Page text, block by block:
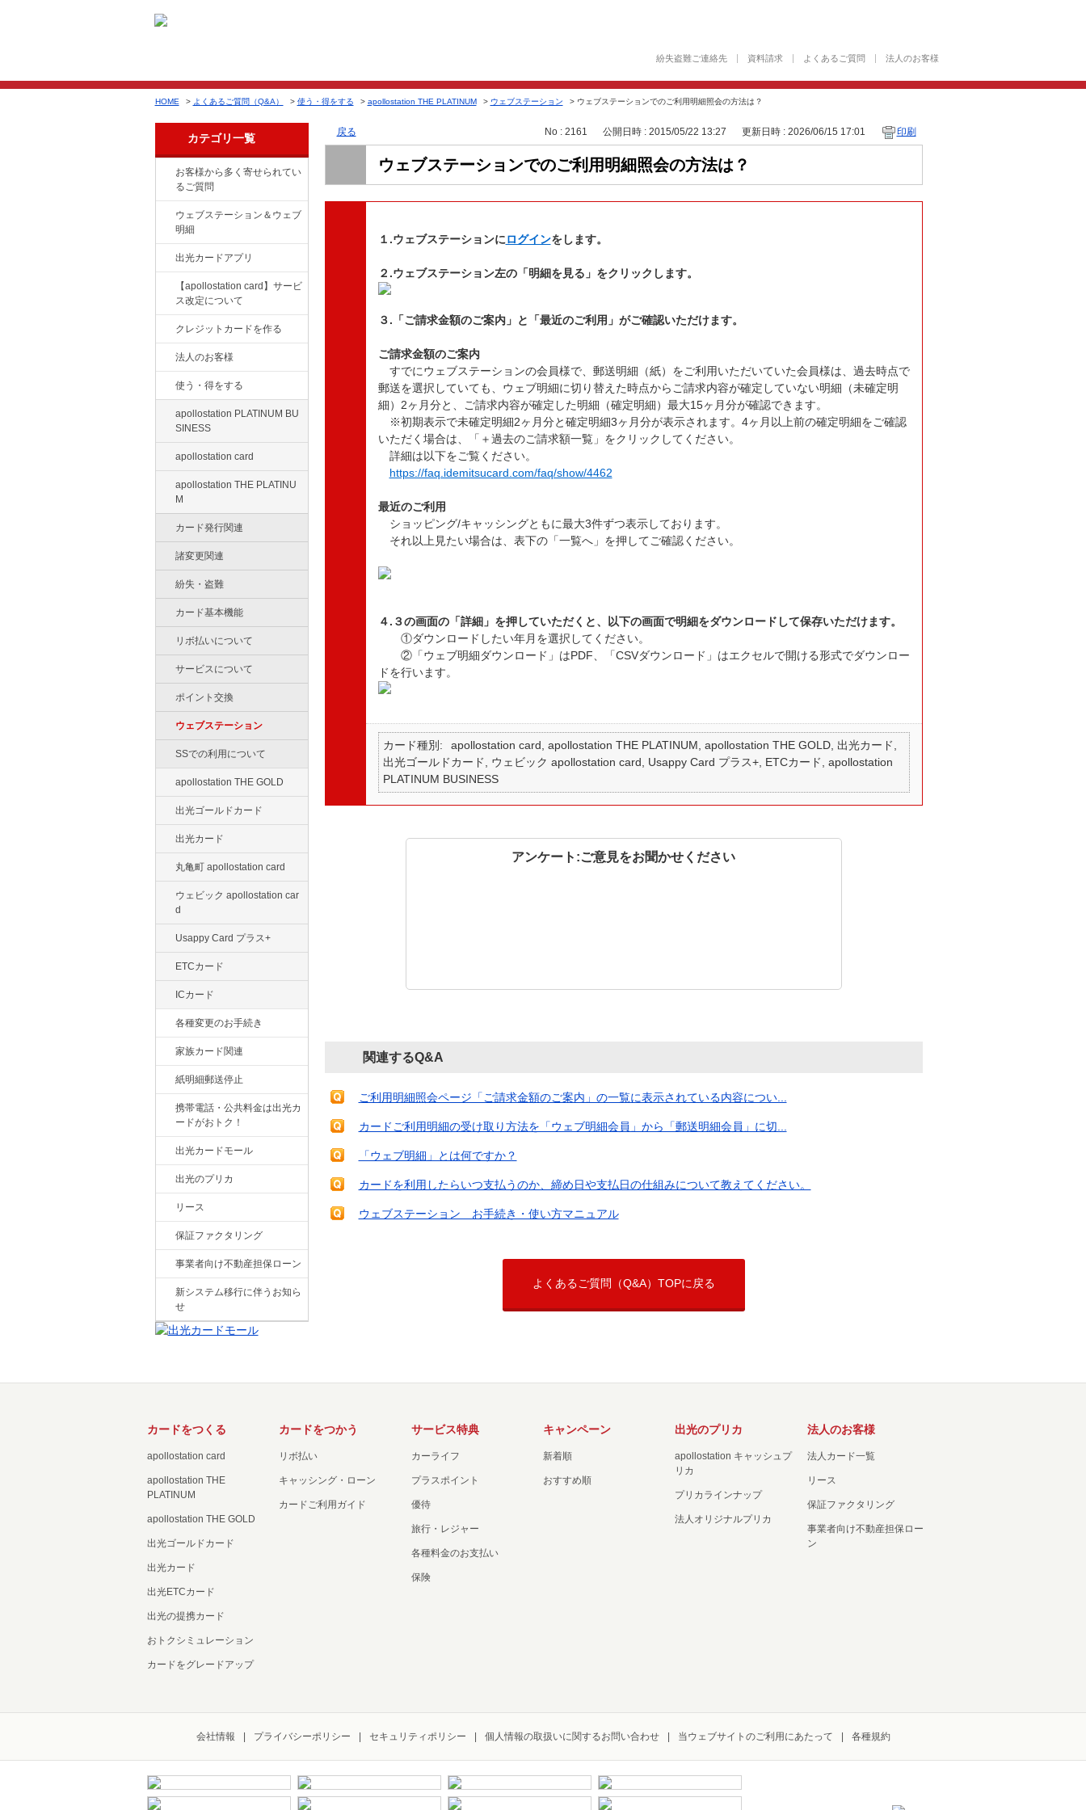
紛失盗難ご連絡先 資料請求 よくあるご質問 法人のお客様
HOME > よくあるご質問（Q&A） > 使う・得をする > apollostation THE PLATINUM > ウェブステーション > ウェブステーションでのご利用明細照会の方法は？
カテゴリ一覧
お客様から多く寄せられてい
るご質問
ウェブステーション＆ウェブ
明細
出光カードアプリ
【apollostation card】サービ
ス改定について
クレジットカードを作る
法人のお客様
使う・得をする
apollostation PLATINUM BU
SINESS
apollostation card
apollostation THE PLATINU
M
カード発行関連
諸変更関連
紛失・盗難
カード基本機能
リボ払いについて
サービスについて
ポイント交換
ウェブステーション
SSでの利用について
apollostation THE GOLD
出光ゴールドカード
出光カード
丸亀町 apollostation card
ウェビック apollostation car
d
Usappy Card プラス+
ETCカード
ICカード
各種変更のお手続き
家族カード関連
紙明細郵送停止
携帯電話・公共料金は出光カ
ードがおトク！
出光カードモール
出光のプリカ
リース
保証ファクタリング
事業者向け不動産担保ローン
新システム移行に伴うお知ら
せ
戻る No : 2161 公開日時 : 2015/05/22 13:27 更新日時 : 2026/06/15 17:01 印刷
ウェブステーションでのご利用明細照会の方法は？
１.ウェブステーションにログインをします。
２.ウェブステーション左の「明細を見る」をクリックします。
３.「ご請求金額のご案内」と「最近のご利用」がご確認いただけます。
ご請求金額のご案内
すでにウェブステーションの会員様で、郵送明細（紙）をご利用いただいていた会員様は、過去時点で
郵送を選択していても、ウェブ明細に切り替えた時点からご請求内容が確定していない明細（未確定明
細）2ヶ月分と、ご請求内容が確定した明細（確定明細）最大15ヶ月分が確認できます。
※初期表示で未確定明細2ヶ月分と確定明細3ヶ月分が表示されます。4ヶ月以上前の確定明細をご確認
いただく場合は、「＋過去のご請求額一覧」をクリックしてください。
詳細は以下をご覧ください。
https://faq.idemitsucard.com/faq/show/4462
最近のご利用
ショッピング/キャッシングともに最大3件ずつ表示しております。
それ以上見たい場合は、表下の「一覧へ」を押してご確認ください。
４.３の画面の「詳細」を押していただくと、以下の画面で明細をダウンロードして保存いただけます。
①ダウンロードしたい年月を選択してください。
②「ウェブ明細ダウンロード」はPDF、「CSVダウンロード」はエクセルで開ける形式でダウンロー
ドを行います。
カード種別
apollostation card, apollostation THE PLATINUM, apollostation THE GOLD, 出光カード,
出光ゴールドカード, ウェビック apollostation card, Usappy Card プラス+, ETCカード, apollostation
PLATINUM BUSINESS
アンケート:ご意見をお聞かせください
関連するQ&A
ご利用明細照会ページ「ご請求金額のご案内」の一覧に表示されている内容につい...
カードご利用明細の受け取り方法を「ウェブ明細会員」から「郵送明細会員」に切...
「ウェブ明細」とは何ですか？
カードを利用したらいつ支払うのか、締め日や支払日の仕組みについて教えてください。
ウェブステーション お手続き・使い方マニュアル
よくあるご質問（Q&A）TOPに戻る
カードをつくる
apollostation card
apollostation THE
PLATINUM
apollostation THE GOLD
出光ゴールドカード
出光カード
出光ETCカード
出光の提携カード
おトクシミュレーション
カードをグレードアップ
カードをつかう
リボ払い
キャッシング・ローン
カードご利用ガイド
サービス特典
カーライフ
プラスポイント
優待
旅行・レジャー
各種料金のお支払い
保険
キャンペーン
新着順
おすすめ順
出光のプリカ
apollostation キャッシュプ
リカ
プリカラインナップ
法人オリジナルプリカ
法人のお客様
法人カード一覧
リース
保証ファクタリング
事業者向け不動産担保ロー
ン
会社情報 プライバシーポリシー セキュリティポリシー 個人情報の取扱いに関するお問い合わせ 当ウェブサイトのご利用にあたって 各種規約